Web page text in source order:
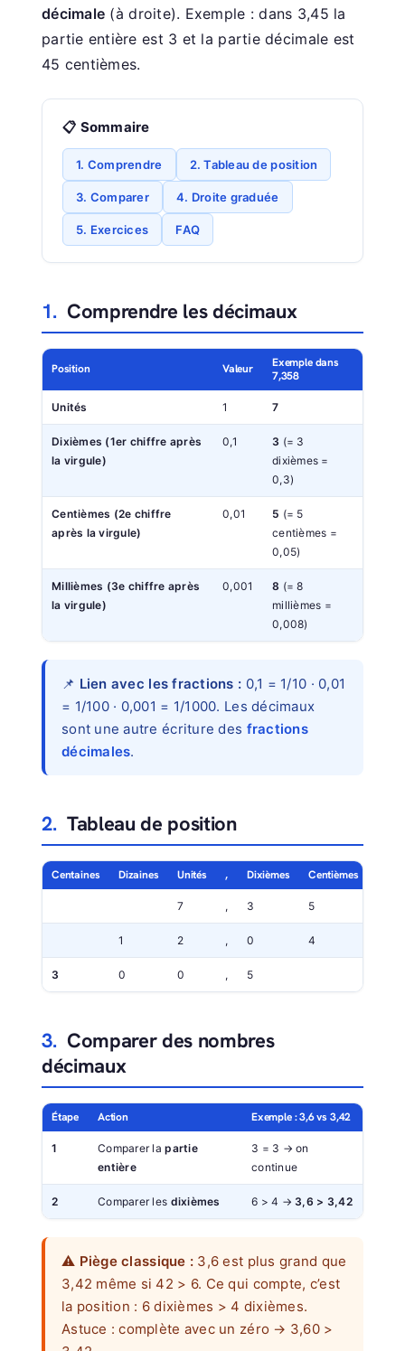
décimale (à droite). Exemple : dans 3,45 la
partie entière est 3 et la partie décimale est
45 centièmes.
📋 Sommaire
1. Comprendre 2. Tableau de position
3. Comparer 4. Droite graduée
5. Exercices FAQ
1. Comprendre les décimaux
Position Valeur
Exemple dans
7,358
Unités 1 7
Dixièmes (1er chiffre après
la virgule)
0,1 3 (= 3
dixièmes =
0,3)
Centièmes (2e chiffre
après la virgule)
0,01 5 (= 5
centièmes =
0,05)
Millièmes (3e chiffre après
la virgule)
0,001 8 (= 8
millièmes =
0,008)
📌 Lien avec les fractions : 0,1 = 1/10 · 0,01
= 1/100 · 0,001 = 1/1000. Les décimaux
sont une autre écriture des fractions
décimales.
2. Tableau de position
Centaines Dizaines Unités , Dixièmes Centièmes
7 , 3 5
1 2 , 0 4
3 0 0 , 5
3. Comparer des nombres
décimaux
Étape Action Exemple : 3,6 vs 3,42
1 Comparer lapartie
entière
3 = 3 → on
continue
2 Comparer les dixièmes 6 > 4 → 3,6 > 3,42
⚠️ Piège classique : 3,6 est plus grand que
3,42 même si 42 > 6. Ce qui compte, c’est
la position : 6 dixièmes > 4 dixièmes.
Astuce : complète avec un zéro → 3,60 >